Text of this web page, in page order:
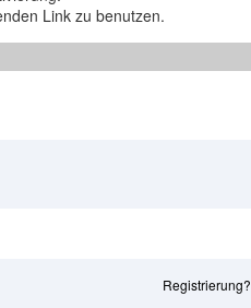
Link zu benutzen.
Registrierung?